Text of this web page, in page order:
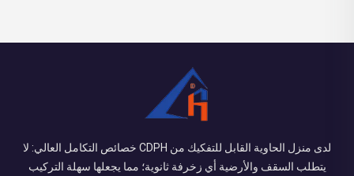
لدى منزل الحاوية القابل للتفكيك من CDPH خصائص التكامل العالي: لا
يتطلب السقف والأرضية أي زخرفة ثانوية؛ مما يجعلها سهلة التركيب